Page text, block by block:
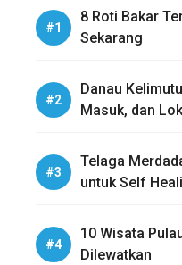
8 Roti Bakar
Sekarang
Danau
Masuk, dan
Telaga
untuk Self
10 Wisata
Dilewatkan